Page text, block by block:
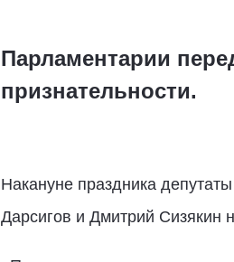
Парламентарии
признательности.
Накануне праздника
Дарсигов и Дмитрий Сизякин